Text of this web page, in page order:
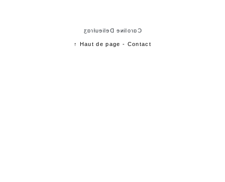
Cɑɾoliɴe Delieuƚɾɑʒ
↑ Haut de page - Contact